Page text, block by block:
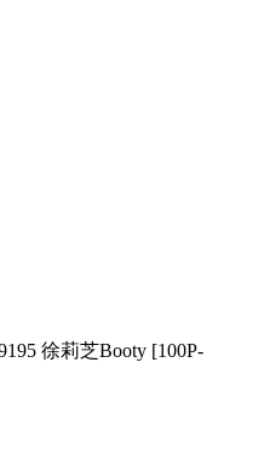
徐莉芝Booty [100P-